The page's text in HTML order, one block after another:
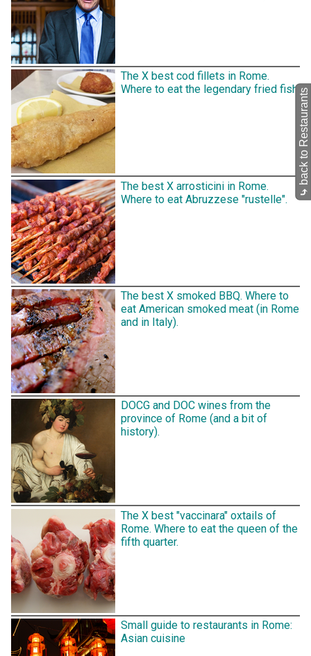
The X best cod fillets in Rome.
Where to eat the legendary fried fish.
The best X arrosticini in Rome.
Where to eat Abruzzese "rustelle".
The best X smoked BBQ. Where to
eat American smoked meat (in Rome
and in Italy).
DOCG and DOC wines from the
province of Rome (and a bit of
history).
The X best "vaccinara" oxtails of
Rome. Where to eat the queen of the
fifth quarter.
Small guide to restaurants in Rome:
Asian cuisine
⤷
back to Restaurants